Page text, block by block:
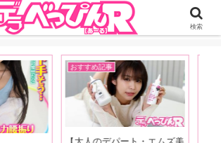
るちょっとHなニュースサイ。サイト内のリンクには
ィリエイトが含まれているものがあります
AV女優
検索